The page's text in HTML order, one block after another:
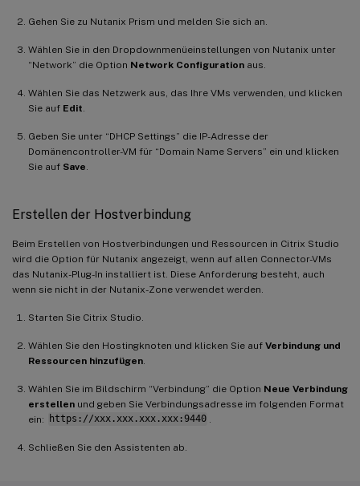
Gehen Sie zu Nutanix Prism und melden Sie sich an.
Wählen Sie in den Dropdownmenüeinstellungen von Nutanix unter
“Network” die Option Network Configuration aus.
Wählen Sie das Netzwerk aus, das Ihre VMs verwenden, und klicken
Sie auf Edit
Geben Sie unter “DHCP Settings” die IP-Adresse der
Domänencontroller-VM für “Domain Name Servers” ein und klicken
Sie auf Save
Erstellen der Hostverbindung
Beim Erstellen von Hostverbindungen und Ressourcen in Citrix Studio
wird die Option für Nutanix angezeigt, wenn auf allen Connector-VMs
das Nutanix-Plug-In installiert ist. Diese Anforderung besteht, auch
wenn sie nicht in der Nutanix-Zone verwendet werden.
Starten Sie Citrix Studio.
Wählen Sie den Hostingknoten und klicken Sie auf Verbindung und
Ressourcen hinzufügen
Wählen Sie im Bildschirm “Verbindung” die Option Neue Verbindung
erstellen und geben Sie Verbindungsadresse im folgenden Format
ein:
https://xxx.xxx.xxx.xxx:9440
Schließen Sie den Assistenten ab.